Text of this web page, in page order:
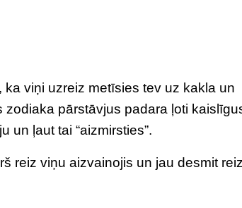
viņi uzreiz metīsies tev uz kakla un
pārstāvjus padara ļoti
un ļaut tai “aizmirsties”.
reiz viņu aizvainojis un jau desmit